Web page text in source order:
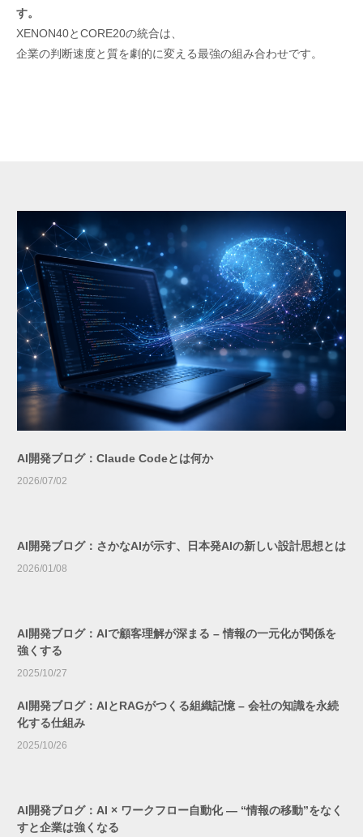
す。
XENON40とCORE20の統合は、
企業の判断速度と質を劇的に変える最強の組み合わせです。
AI開発ブログ：Claude Codeとは何か
2026/07/02
AI開発ブログ：さかなAIが示す、日本発AIの新しい設計思想とは
2026/01/08
AI開発ブログ：AIで顧客理解が深まる – 情報の一元化が関係を
強くする
2025/10/27
AI開発ブログ：AIとRAGがつくる組織記憶 – 会社の知識を永続
化する仕組み
2025/10/26
AI開発ブログ：AI × ワークフロー自動化 ― “情報の移動”をなく
すと企業は強くなる